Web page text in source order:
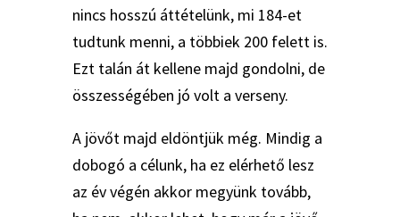
nincs hosszú áttételünk, mi 184-et
tudtunk menni, a többiek 200 felett is.
Ezt talán át kellene majd gondolni, de
összességében jó volt a verseny.
A jövőt majd eldöntjük még. Mindig a
dobogó a célunk, ha ez elérhető lesz
az év végén akkor megyünk tovább,